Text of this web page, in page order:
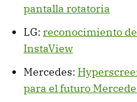
pantalla rotatoria
LG: reconocimiento
InstaView
Mercedes:
para el futuro